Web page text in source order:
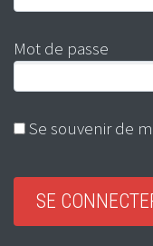
Mot de passe
Se souvenir de